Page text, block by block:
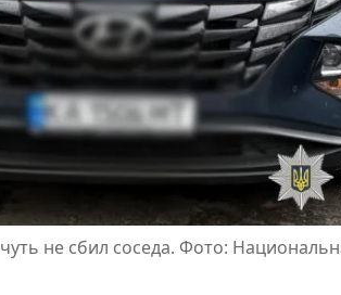
не сбил соседа. Фото: